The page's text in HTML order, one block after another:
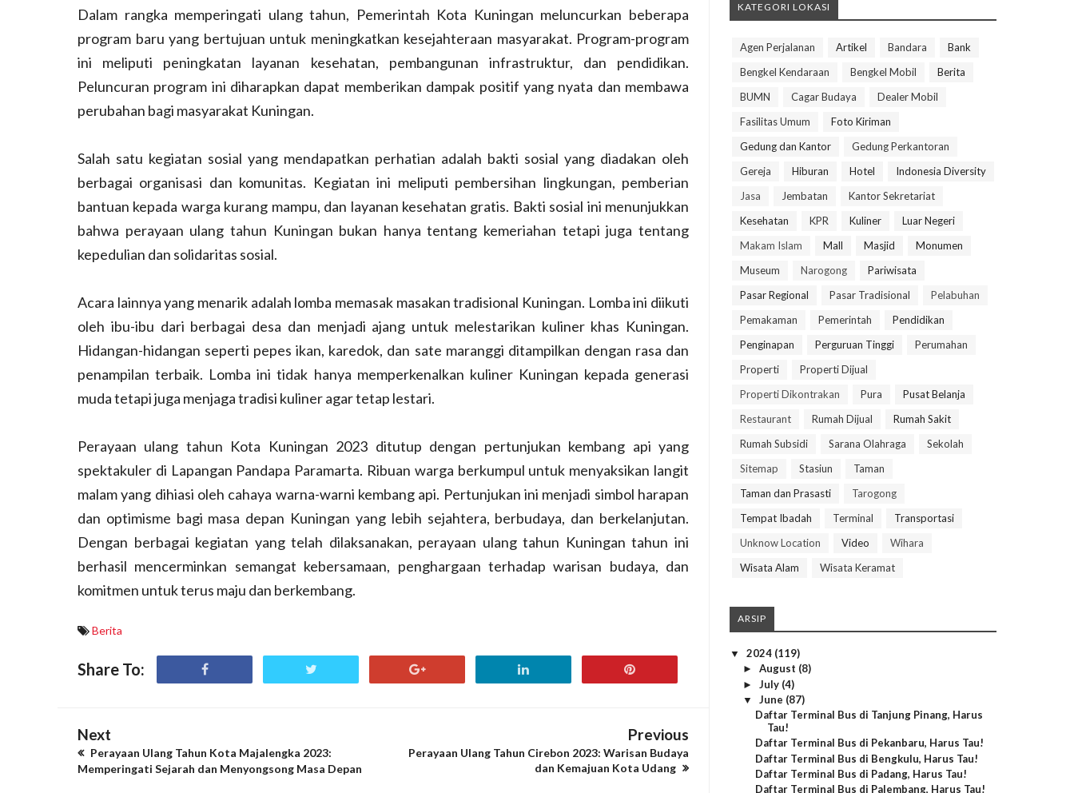
Dalam rangka memperingati ulang tahun, Pemerintah Kota Kuningan meluncurkan beberapa
program baru yang bertujuan untuk meningkatkan kesejahteraan masyarakat. Program-program
ini meliputi peningkatan layanan kesehatan, pembangunan infrastruktur, dan pendidikan.
Peluncuran program ini diharapkan dapat memberikan dampak positif yang nyata dan membawa
perubahan bagi masyarakat Kuningan.
Salah satu kegiatan sosial yang mendapatkan perhatian adalah bakti sosial yang diadakan oleh
berbagai organisasi dan komunitas. Kegiatan ini meliputi pembersihan lingkungan, pemberian
bantuan kepada warga kurang mampu, dan layanan kesehatan gratis. Bakti sosial ini menunjukkan
bahwa perayaan ulang tahun Kuningan bukan hanya tentang kemeriahan tetapi juga tentang
kepedulian dan solidaritas sosial.
Acara lainnya yang menarik adalah lomba memasak masakan tradisional Kuningan. Lomba ini diikuti
oleh ibu-ibu dari berbagai desa dan menjadi ajang untuk melestarikan kuliner khas Kuningan.
Hidangan-hidangan seperti pepes ikan, karedok, dan sate maranggi ditampilkan dengan rasa dan
penampilan terbaik. Lomba ini tidak hanya memperkenalkan kuliner Kuningan kepada generasi
muda tetapi juga menjaga tradisi kuliner agar tetap lestari.
Perayaan ulang tahun Kota Kuningan 2023 ditutup dengan pertunjukan kembang api yang
spektakuler di Lapangan Pandapa Paramarta. Ribuan warga berkumpul untuk menyaksikan langit
malam yang dihiasi oleh cahaya warna-warni kembang api. Pertunjukan ini menjadi simbol harapan
dan optimisme bagi masa depan Kuningan yang lebih sejahtera, berbudaya, dan berkelanjutan.
Dengan berbagai kegiatan yang telah dilaksanakan, perayaan ulang tahun Kuningan tahun ini
berhasil mencerminkan semangat kebersamaan, penghargaan terhadap warisan budaya, dan
komitmen untuk terus maju dan berkembang.
Berita
Share To:
Next
Perayaan Ulang Tahun Kota Majalengka 2023:
Memperingati Sejarah dan Menyongsong Masa Depan
Previous
Perayaan Ulang Tahun Cirebon 2023: Warisan Budaya
dan Kemajuan Kota Udang
KATEGORI LOKASI
Agen Perjalanan Artikel Bandara
Bank
Bengkel Kendaraan
Bengkel Mobil
Berita
BUMN
Cagar Budaya
Dealer Mobil
Fasilitas Umum
Foto Kiriman
Gedung dan Kantor
Gedung Perkantoran
Gereja
Hiburan Hotel
Indonesia Diversity
Jasa
Jembatan
Kantor Sekretariat
Kesehatan
KPR Kuliner
Luar Negeri
Makam Islam
Mall Masjid
Monumen
Museum
Narogong
Pariwisata
Pasar Regional
Pasar Tradisional
Pelabuhan
Pemakaman
Pemerintah
Pendidikan
Penginapan
Perguruan Tinggi
Perumahan
Properti
Properti Dijual
Properti Dikontrakan
Pura
Pusat Belanja
Restaurant
Rumah Dijual
Rumah Sakit
Rumah Subsidi
Sarana Olahraga
Sekolah
Sitemap
Stasiun
Taman
Taman dan Prasasti
Tarogong
Tempat Ibadah
Terminal
Transportasi
Unknow Location
Video
Wihara
Wisata Alam
Wisata Keramat
ARSIP
▼ 2024 (119)
► August (8)
► July (4)
▼ June (87)
Daftar Terminal Bus di Tanjung Pinang, Harus
Tau!
Daftar Terminal Bus di Pekanbaru, Harus Tau!
Daftar Terminal Bus di Bengkulu, Harus Tau!
Daftar Terminal Bus di Padang, Harus Tau!
Daftar Terminal Bus di Palembang, Harus Tau!